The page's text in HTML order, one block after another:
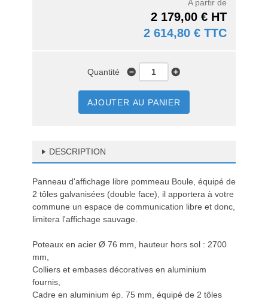
A partir de
2 179,00 € HT
2 614,80 € TTC
Quantité
AJOUTER AU PANIER
DESCRIPTION
Panneau d'affichage libre pommeau Boule, équipé de
2 tôles galvanisées (double face), il apportera à votre
commune un espace de communication libre et donc,
limitera l'affichage sauvage.
Poteaux en acier Ø 76 mm, hauteur hors sol : 2700
mm,
Colliers et embases décoratives en aluminium
fournis,
Cadre en aluminium ép. 75 mm, équipé de 2 tôles